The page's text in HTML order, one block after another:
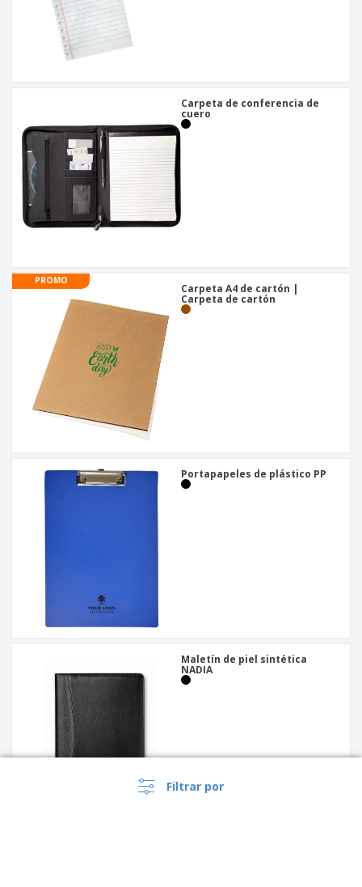
Filtrar por
Carpeta de conferencia de
cuero
PROMO
Carpeta A4 de cartón |
Carpeta de cartón
Portapapeles de plástico PP
Maletín de piel sintética
NADIA